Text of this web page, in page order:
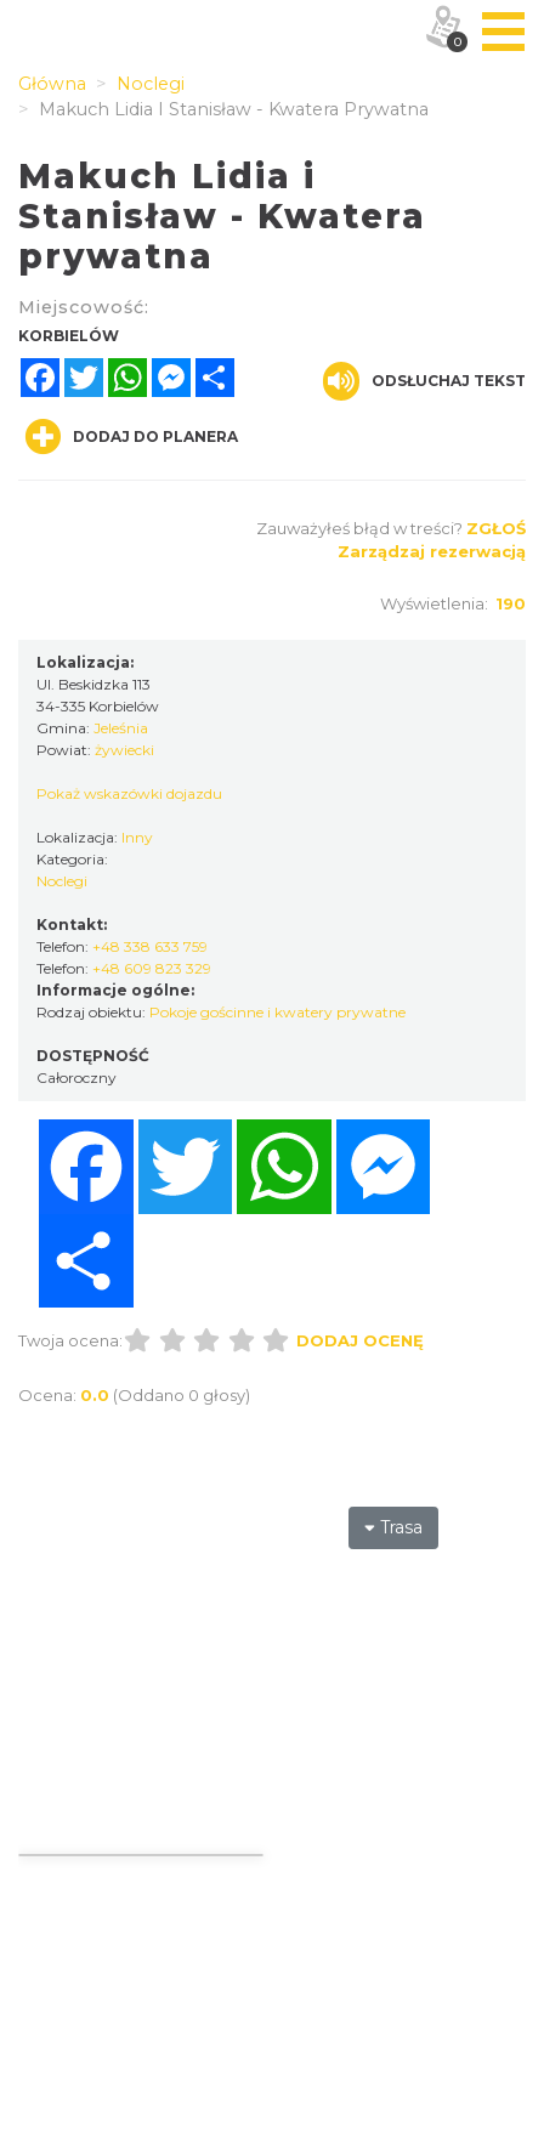
Główna
Noclegi
Makuch Lidia I Stanisław - Kwatera Prywatna
Makuch Lidia i
Stanisław - Kwatera
prywatna
Miejscowość:
KORBIELÓW
FacebookTwitterWhatsAppMessenger
ODSŁUCHAJ TEKST
DODAJ DO PLANERA
Zauważyłeś błąd w treści? ZGŁOŚ
Zarządzaj rezerwacją
Wyświetlenia: 190
Lokalizacja:
Ul. Beskidzka 113
34-335 Korbielów
Gmina: Jeleśnia
Powiat: żywiecki
Pokaż wskazówki dojazdu
Lokalizacja: Inny
Kategoria:
Noclegi
Kontakt:
Telefon: +48 338 633 759
Telefon: +48 609 823 329
Informacje ogólne:
Rodzaj obiektu: Pokoje gościnne i kwatery prywatne
DOSTĘPNOŚĆ
Całoroczny
Twitter WhatsApp
Twoja ocena: DODAJ OCENĘ
Ocena: 0.0 (Oddano 0 głosy)
Trasa
0